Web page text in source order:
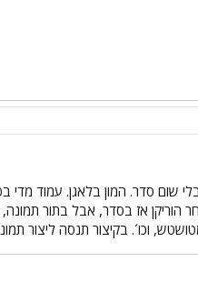
שום סדר. המון בלאגן. עמוד מדי
הוריקן אז בסדר, אבל בתור
וכו´. בקיצור תנסה ליצור